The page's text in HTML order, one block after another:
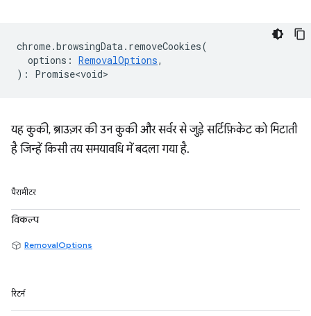
chrome.browsingData. removeCookies(
options : RemovalOptions,
) : Promise<void>
यह कुकी, ब्राउज़र की उन कुकी और सर्वर से जुड़े सर्टिफ़िकेट को मिटाती
है जिन्हें किसी तय समयावधि में बदला गया है.
पैरामीटर
विकल्प
RemovalOptions
रिटर्न